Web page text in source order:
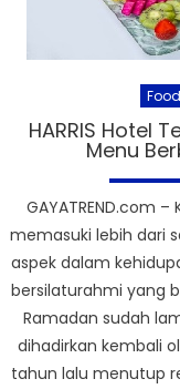
HARRIS Hotel
Menu
GAYATREND.com
memasuki lebih dari
aspek dalam
bersilaturahmi yang
Ramadan sudah
dihadirkan kembali
tahun lalu menutup